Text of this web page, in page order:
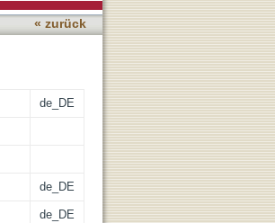
« zurück
de_DE
de_DE
de_DE